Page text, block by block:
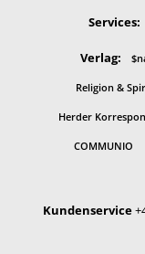
Services:
Verlag:
Religion &
Herder
COMMUNIO
Kundenservice